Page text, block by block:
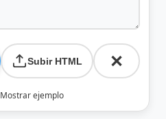
Subir HTML
Mostrar ejemplo